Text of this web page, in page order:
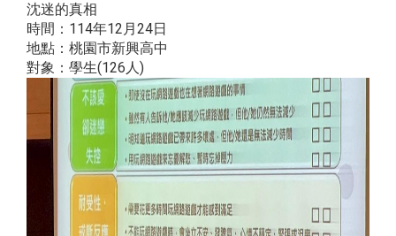
沈迷的真相
時間：114年12月24日
地點：桃園市新興高中
對象：學生(126人)